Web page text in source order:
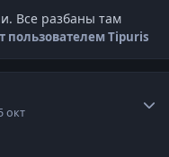
Все разбаны там
пользователем Tipuris
окт